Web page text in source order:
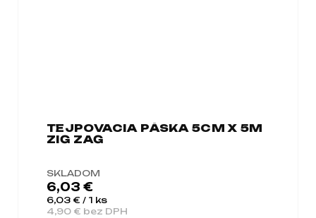
TEJPOVACIA PÁSKA 5CM X 5M
ZIG ZAG
SKLADOM
4,90 € bez DPH
6,03 €
Jednotková cena:
6,03 € / 1 ks